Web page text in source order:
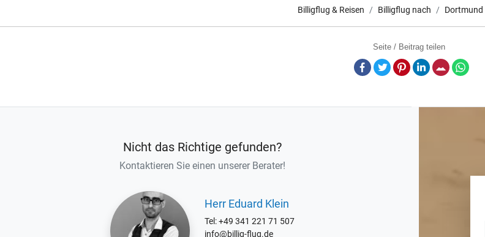
Billigflug & Reisen Billigflug nach Dortmund
Seite / Beitrag teilen
Facebook
TwitterPinterestLinkedInE-Mail
Nicht das Richtige gefunden?
Kontaktieren Sie einen unserer Berater!
Herr Eduard Klein
Tel: +49 341 221 71 507
info@billig-flug.de